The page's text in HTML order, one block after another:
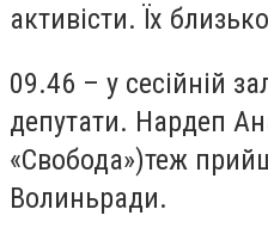
активісти. Їх
09.46 – у сесійній
депутати. Нардеп
«Свобода»)теж
Волиньради.